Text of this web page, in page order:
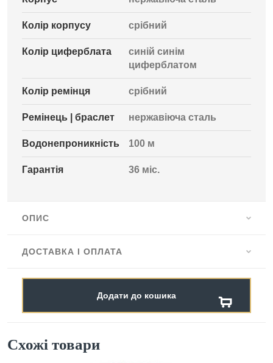
Колір корпусу срібний
Колір циферблата
синій синім
циферблатом
Колір ремінця срібний
Ремінець | браслет нержавіюча сталь
Водонепроникність 100 м
Гарантія 36 міс.
ОПИС
ДОСТАВКА І ОПЛАТА
Додати до кошика
Схожі товари